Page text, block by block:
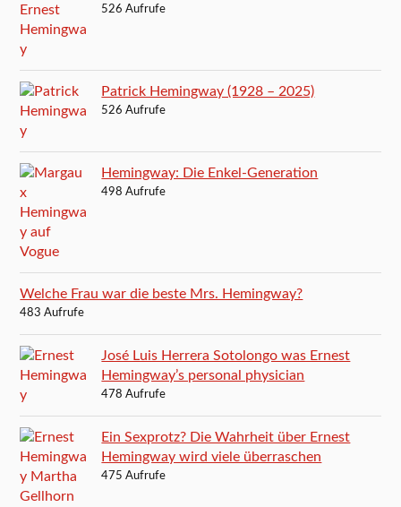
526 Aufrufe
Patrick Hemingway (1928 – 2025)
526 Aufrufe
Hemingway: Die Enkel-Generation
498 Aufrufe
Welche Frau war die beste Mrs. Hemingway?
483 Aufrufe
José Luis Herrera Sotolongo was Ernest
Hemingway’s personal physician
478 Aufrufe
Ein Sexprotz? Die Wahrheit über Ernest
Hemingway wird viele überraschen
475 Aufrufe